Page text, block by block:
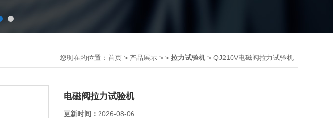
您现在的位置： 首页 > 产品展示 > > 拉力试验机> QJ210V电磁阀拉力试验机
电磁阀拉力试验机
更新时间： 2026-08-06